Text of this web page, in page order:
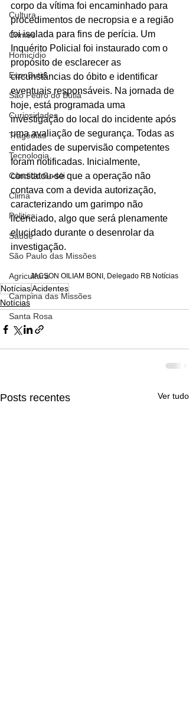
Cultura
Crimes
Homicídio
ExpoButiá
São Pedro do Butiá
Curiosidades
Tragédias
Tecnologia
Cândido Godói
Clima
Politica
Saúde
São Paulo das Missões
Agricultura
Campina das Missões
Santa Rosa
corpo da vítima foi encaminhado para
procedimentos de necropsia e a região
foi isolada para fins de perícia. Um
Inquérito Policial foi instaurado com o
propósito de esclarecer as
circunstâncias do óbito e identificar
eventuais responsáveis. Na jornada de
hoje, está programada uma
investigação do local do incidente após
uma avaliação de segurança. Todas as
entidades de supervisão competentes
foram notificadas. Inicialmente,
constatou-se que a operação não
contava com a devida autorização,
caracterizando um garimpo não
licenciado, algo que será plenamente
elucidado durante o desenrolar da
investigação.
JACSON OILIAM BONI, Delegado RB Notícias
NotíciasAcidentes
Notícias
Posts recentes Ver tudo